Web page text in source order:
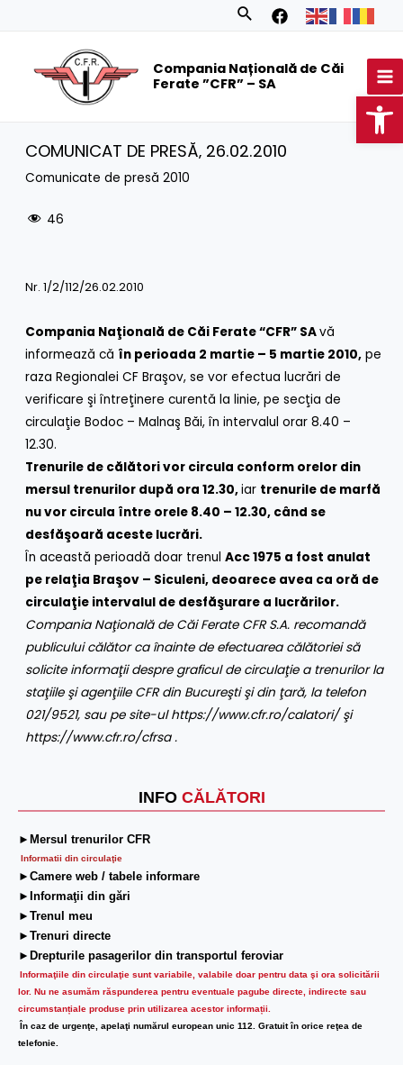
Search
Compania Națională de Căi
Ferate ”CFR” – SA
INFO CĂLĂTORI
►Mersul trenurilor CFR
Informatii din circulaţie
►Camere web / tabele informare
►Informaţii din gări
►Trenul meu
►Trenuri directe
►Drepturile pasagerilor din transportul feroviar
Informaţiile din circulaţie sunt variabile, valabile doar pentru data şi ora solicitării
lor. Nu ne asumăm răspunderea pentru eventuale pagube directe, indirecte sau
circumstanțiale produse prin utilizarea acestor informații.
În caz de urgenţe, apelaţi numărul european unic 112. Gratuit în orice reţea de
telefonie.
COMUNICAT DE PRESĂ‚ 26.02.2010
Comunicate de presă 2010
46
Nr. 1/2/112/26.02.2010
Compania Naţională de Căi Ferate “CFR” SAvă
informează că în perioada 2 martie – 5 martie 2010, pe
raza Regionalei CF Braşov, se vor efectua lucrări de
verificare şi întreţinere curentă la linie, pe secţia de
circulaţie Bodoc – Malnaş Băi, în intervalul orar 8.40 –
12.30.
Trenurile de călători vor circula conform orelor din
mersul trenurilor după ora 12.30,iar trenurile de marfă
nu vor circula între orele 8.40 – 12.30, când se
desfăşoară aceste lucrări.
În această perioadă doar trenulAcc 1975 a fost anulat
pe relaţia Braşov – Siculeni, deoarece avea ca oră de
circulaţie intervalul de desfăşurare a lucrărilor.
Compania Naţională de Căi Ferate CFR S.A. recomandă
publicului călător ca înainte de efectuarea călătoriei să
solicite informaţii despre graficul de circulaţie a trenurilor la
staţiile şi agenţiile CFR din Bucureşti şi din ţară, la telefon
021/9521, sau pe site-ulhttps://www.cfr.ro/calatori/şi
https://www.cfr.ro/cfrsa.